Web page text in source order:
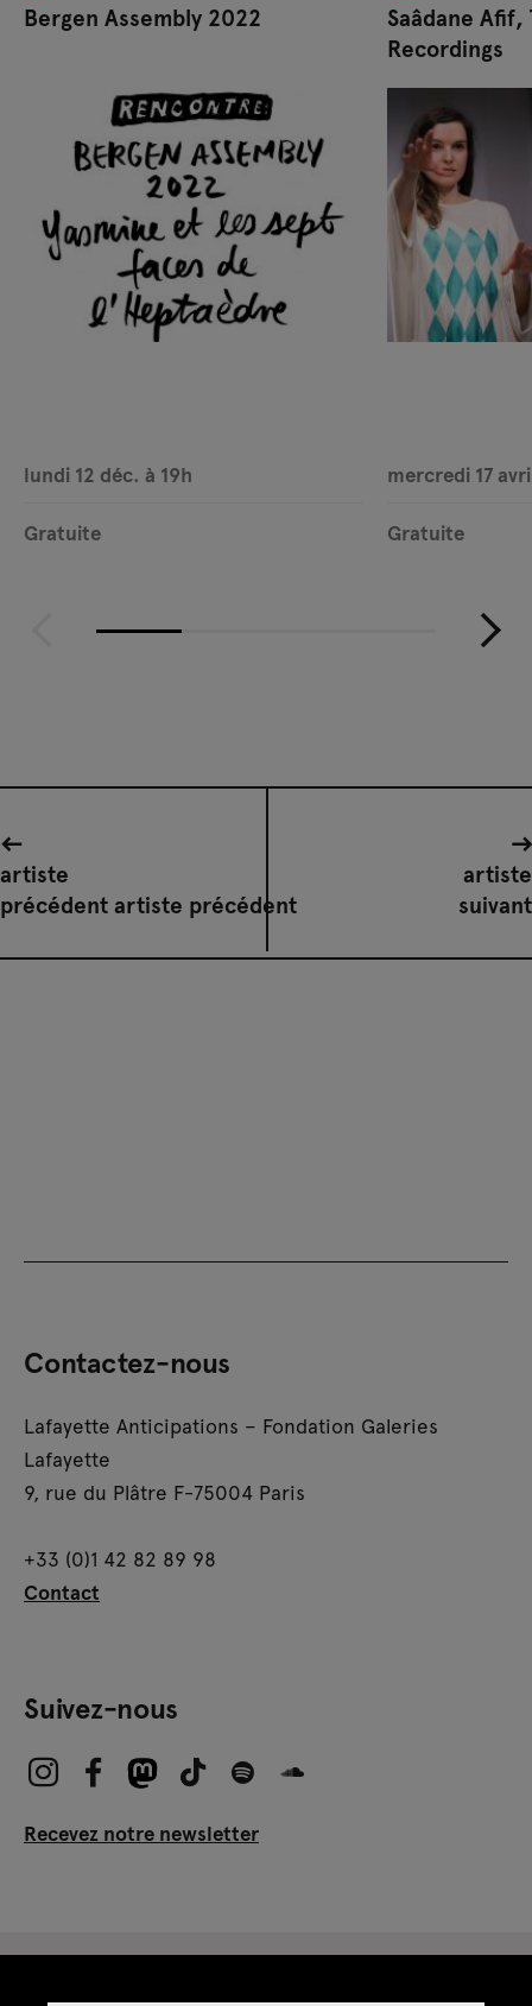
Bergen Assembly 2022
lundi 12 déc. à 19h
Gratuite
Saâdane
Recordings
mercredi 17
Gratuite
artiste
précédent artiste précédent
artiste
suivant
Contactez-nous
Lafayette Anticipations – Fondation Galeries
Lafayette
9, rue du Plâtre F-75004 Paris
+33 (0)1 42 82 89 98
Contact
Suivez-nous
Recevez notre newsletter